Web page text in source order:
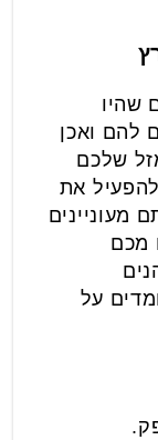
שהיו
להם ואכן
שלכם
להפעיל את
מעוניינים
מכם
על